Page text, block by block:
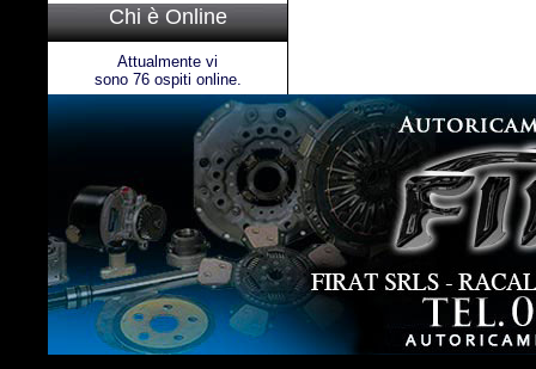
Chi è Online
Attualmente vi
sono 76 ospiti online.